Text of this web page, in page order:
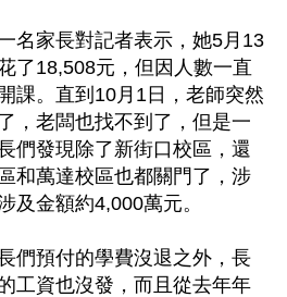
名家長對記者表示，她5月13
了18,508元，但因人數一直
課。直到10月1日，老師突然
，老闆也找不到了，但是一
們發現除了新街口校區，還
和萬達校區也都關門了，涉
及金額約4,000萬元。
們預付的學費沒退之外，長
工資也沒發，而且從去年年